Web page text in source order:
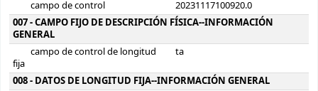
campo de control
20231117100920.0
007 - CAMPO FIJO DE DESCRIPCIÓN FÍSICA--INFORMACIÓN
GENERAL
campo de control de longitud
fija
ta
008 - DATOS DE LONGITUD FIJA--INFORMACIÓN GENERAL